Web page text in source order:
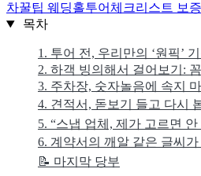
차꿀팁 웨딩홀투어체크리스트 보
목차
1. 투어 전, 우리만의 ‘원픽’
2. 하객 빙의해서 걸어보기:
3. 주차장, 숫자놀음에 속지
4. 견적서, 돋보기 들고 다시
5. “스냅 업체, 제가 고르면 안
6. 계약서의 깨알 같은 글씨
📝 마지막 당부